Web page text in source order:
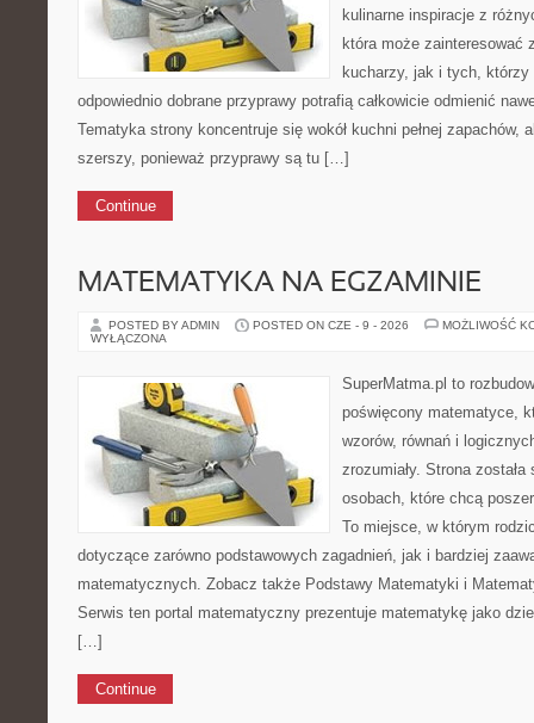
kulinarne inspiracje z
która może zainteresować
kucharzy, jak i tych, którzy
odpowiednio dobrane przyprawy potrafią całkowicie odmienić
Tematyka strony koncentruje się wokół kuchni pełnej zapachów,
szerszy, ponieważ przyprawy są tu […]
Continue
MATEMATYKA NA EGZAMINIE
POSTED BY ADMIN POSTED ON CZE - 9 - 2026
MOŻLIWOŚĆ
WYŁĄCZONA
SuperMatma.pl to
poświęcony matematyce,
wzorów, równań i
zrozumiały. Strona
osobach, które chcą
To miejsce, w którym
dotyczące zarówno podstawowych zagadnień, jak i bardziej
matematycznych. Zobacz także Podstawy Matematyki i
Serwis ten portal matematyczny prezentuje matematykę jako
[…]
Continue